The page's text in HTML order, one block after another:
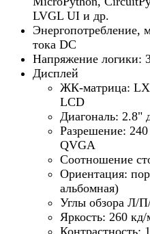
LVGL UI и др.
Энергопотребление,
тока DC
Напряжение логики:
Дисплей
ЖК-матрица:
LCD
Диагональ: 2.8"
Разрешение:
QVGA
Соотношение
Ориентация:
альбомная)
Углы обзора Л/
Яркость: 260 кд/